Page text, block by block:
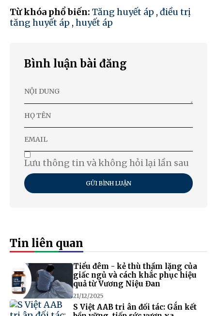
Từ khóa phổ biến: Tăng huyết áp , điều trị
tăng huyết áp , huyết áp
Bình luận bài đăng
Lưu thông tin và không hỏi lại lần sau
GỬI BÌNH LUẬN
Tin liên quan
Tiểu đêm - kẻ thù thầm lặng của
giấc ngủ và cách khắc phục hiệu
quả từ Vương Niệu Đan
21/12/2025
S Việt AAB tri ân đối tác: Gắn kết